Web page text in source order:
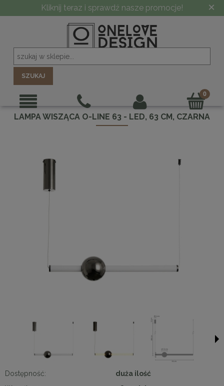
Kliknij teraz i sprawdź nasze promocje! ×
SZUKAJ
LAMPA WISZĄCA O-LINE 63 - LED, 63 CM, CZARNA
Dostępność:
duża ilość